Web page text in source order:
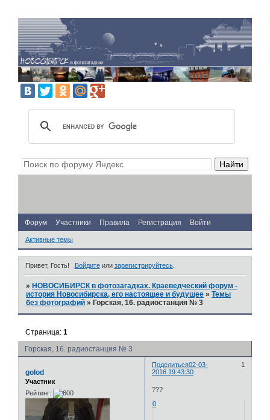
Форум Участники Правила Регистрация Войти
Активные темы
Привет, Гость! Войдитеили зарегистрируйтесь.
» НОВОСИБИРСК в фотозагадках. Краеведческий форум -
история Новосибирска, его настоящее и будущее »Темы
без фотографий » Горская, 16. радиостанция № 3
Горская, 16. радиостанция № 3
Страница:1
Поделиться 1
02-03-
2016 19:43:30
golod
Участник
Рейтинг:
???
0